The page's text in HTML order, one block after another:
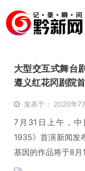
大型交互式舞台
遵义红花冈剧院
发表于： 2020年7
7月31日上午，
1935》首演新闻发
基因的作品将于8月